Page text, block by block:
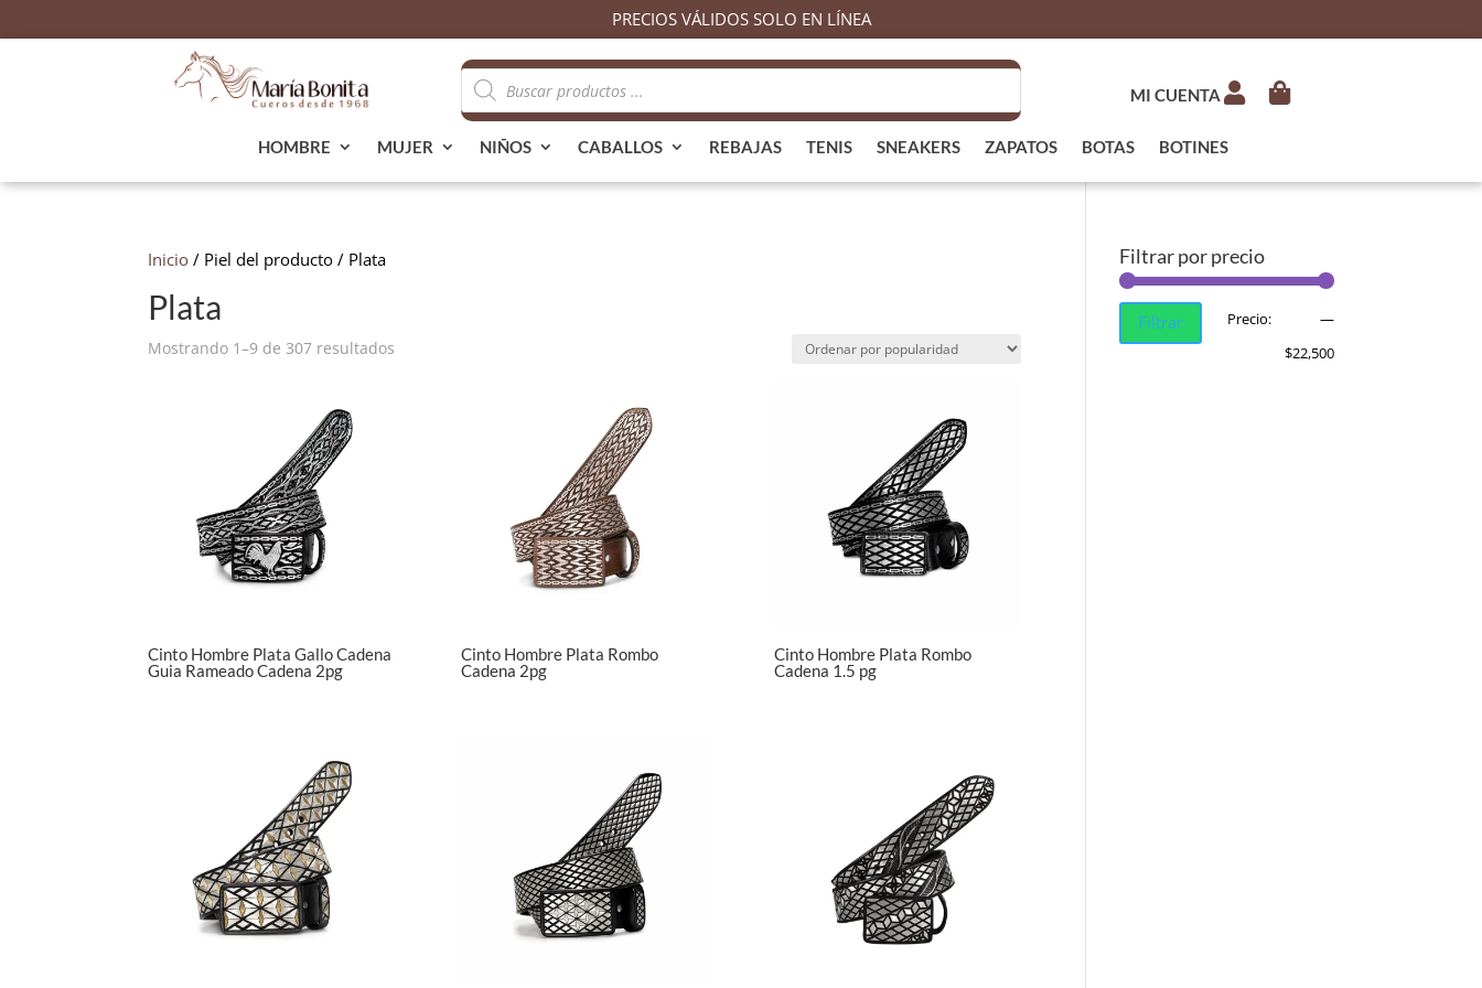
PRECIOS VÁLIDOS SOLO EN LÍNEA
Búsqueda
de
productos
MI CUENTA
HOMBRE MUJER NIÑOS CABALLOS REBAJAS TENIS SNEAKERS ZAPATOS BOTAS BOTINES
Inicio / Piel del producto / Plata
Plata
Mostrando 1–9 de 307 resultados
Cinto Hombre Plata Gallo Cadena
Guia Rameado Cadena 2pg
Cinto Hombre Plata Rombo
Cadena 2pg
Cinto Hombre Plata Rombo
Cadena 1.5 pg
Filtrar por precio
Precio
mínimo
Precio
máximo
Filtrar Precio:
—
$22,500